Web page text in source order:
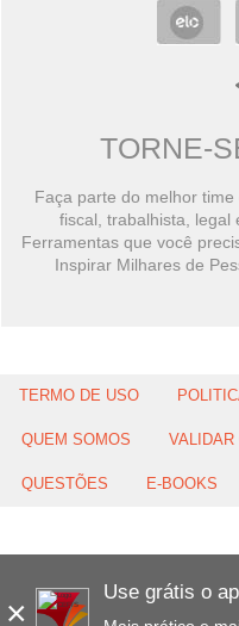
×
Use grátis o
TORNE-
Faça parte do melhor time
fiscal, trabalhista, legal
Ferramentas que você
Inspirar Milhares de
TERMO DE USO
QUEM SOMOS VALIDAR
QUESTÕES E-BOOKS